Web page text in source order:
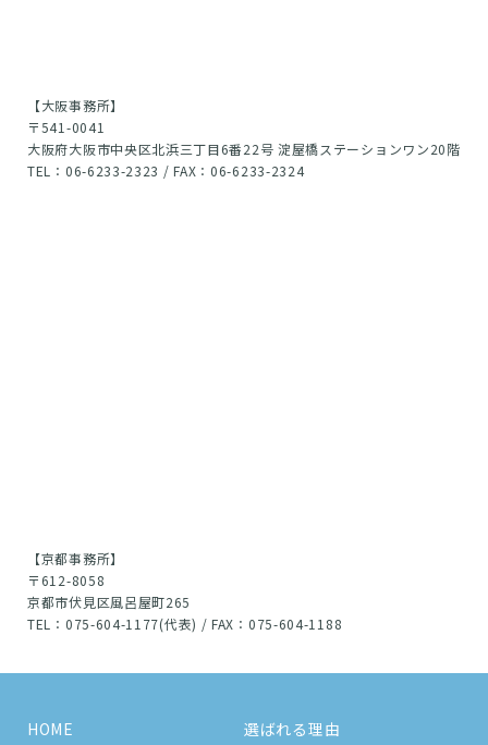
【大阪事務所】
〒541-0041
大阪府大阪市中央区北浜三丁目6番22号 淀屋橋ステーションワン20階
TEL：06-6233-2323 / FAX：06-6233-2324
【京都事務所】
〒612-8058
京都市伏見区風呂屋町265
TEL：075-604-1177(代表) / FAX：075-604-1188
HOME 選ばれる理由